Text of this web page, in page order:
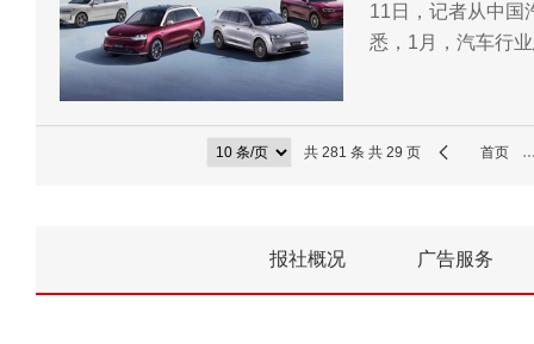
11日，记者从中国
悉，1月，汽车行
共 281 条 共 29 页 首页
报社概况 广告服务